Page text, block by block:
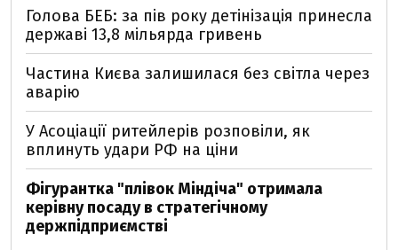
Голова БЕБ: за пів року детінізація принесла
державі 13,8 мільярда гривень
Частина Києва залишилася без світла через
аварію
У Асоціації ритейлерів розповіли, як
вплинуть удари РФ на ціни
Фігурантка "плівок Міндіча" отримала
керівну посаду в стратегічному
держпідприємстві